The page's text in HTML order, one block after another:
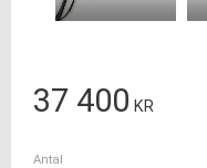
37 400 KR
Antal